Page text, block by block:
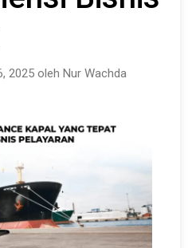
2025 oleh Nur Wachda